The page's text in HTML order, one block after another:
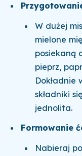
W dużej
mielone
posiekaną
pieprz,
Dokładnie
składniki
jednolita.
Formowanie
Nabieraj